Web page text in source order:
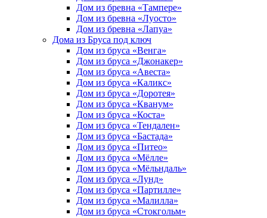
Дом из бревна «Тампере»
Дом из бревна «Луосто»
Дом из бревна «Лапуа»
Дома из Бруса под ключ
Дом из бруса «Венга»
Дом из бруса «Джонакер»
Дом из бруса «Авеста»
Дом из бруса «Каликс»
Дом из бруса «Доротея»
Дом из бруса «Кванум»
Дом из бруса «Коста»
Дом из бруса «Тендален»
Дом из бруса «Бастада»
Дом из бруса «Питео»
Дом из бруса «Мёлле»
Дом из бруса «Мёльндаль»
Дом из бруса «Лунд»
Дом из бруса «Партилле»
Дом из бруса «Малилла»
Дом из бруса «Стокгольм»